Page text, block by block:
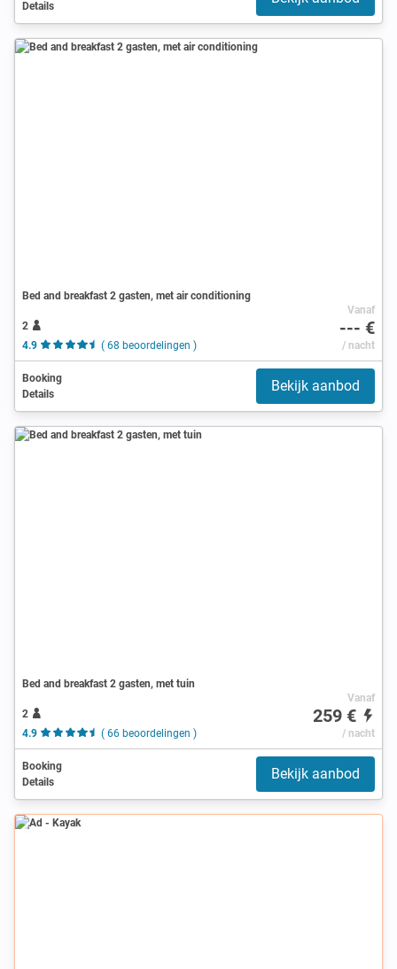
Details
Bed and breakfast 2 gasten, met air conditioning
2
4.9
( 68 beoordelingen )
Vanaf
--- €
/ nacht
Booking
Details
Bekijk aanbod
Bed and breakfast 2 gasten, met tuin
2
4.9
( 66 beoordelingen )
Vanaf
259 €
/ nacht
Booking
Details
Bekijk aanbod
Ad